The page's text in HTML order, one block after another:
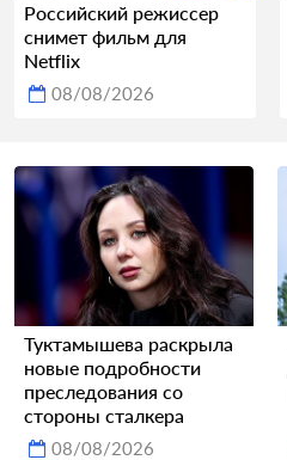
Российский режиссер
снимет фильм для
Netflix
08/08/2026
Туктамышева раскрыла
новые подробности
преследования со
стороны сталкера
08/08/2026